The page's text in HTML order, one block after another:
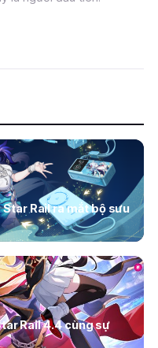
Star Rail ra mắt bộ sưu
Rail 4.4 cùng sự